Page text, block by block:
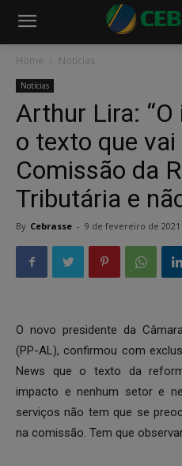
Home Notícias
Notícias
Arthur Lira:
o texto que
Comissão da
Tributária e
By Cebrasse - 9 de fevereiro de 2021
O novo presidente da
(PP-AL), confirmou com
News que o texto da
impacto e nenhum setor e
serviços não tem que se
na comissão. Tem que